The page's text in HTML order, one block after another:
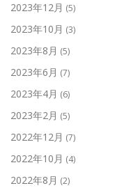
2023年12月 (5)
2023年10月 (3)
2023年8月 (5)
2023年6月 (7)
2023年4月 (6)
2023年2月 (5)
2022年12月 (7)
2022年10月 (4)
2022年8月 (2)